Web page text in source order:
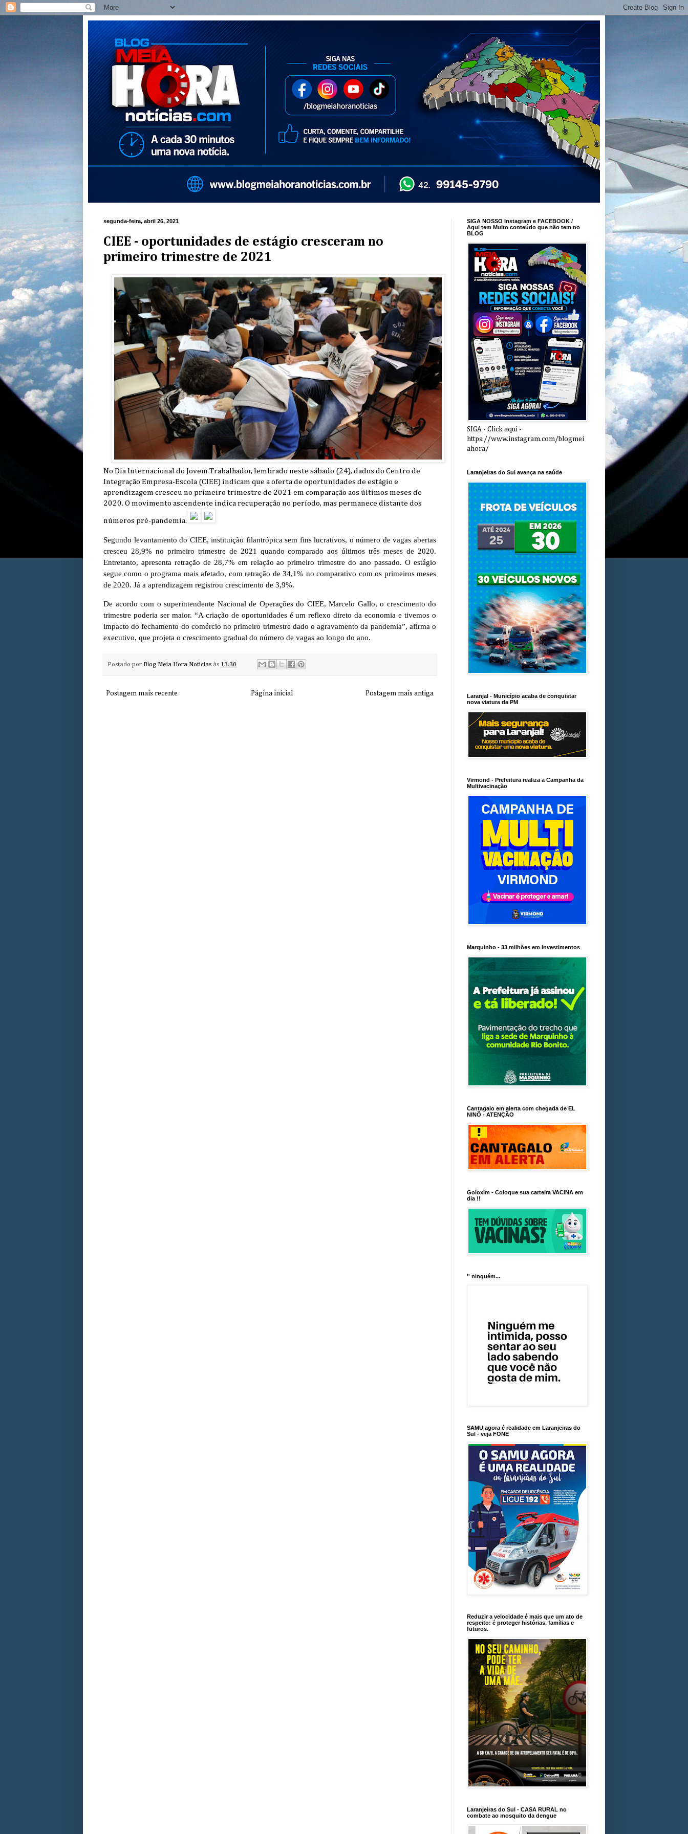
segunda-feira, abril 26, 2021
CIEE - oportunidades de estágio cresceram no
primeiro trimestre de 2021
No Dia Internacional do Jovem Trabalhador, lembrado neste sábado (24), dados do Centro de
Integração Empresa-Escola (CIEE) indicam que a oferta de oportunidades de estágio e
aprendizagem cresceu no primeiro trimestre de 2021 em comparação aos últimos meses de
2020. O movimento ascendente indica recuperação no período, mas permanece distante dos
números pré-pandemia.
Segundo levantamento do CIEE, instituição filantrópica sem fins lucrativos, o número de vagas abertas
cresceu 28,9% no primeiro trimestre de 2021 quando comparado aos últimos três meses de 2020.
Entretanto, apresenta retração de 28,7% em relação ao primeiro trimestre do ano passado. O estágio
segue como o programa mais afetado, com retração de 34,1% no comparativo com os primeiros meses
de 2020. Já a aprendizagem registrou crescimento de 3,9%.
De acordo com o superintendente Nacional de Operações do CIEE, Marcelo Gallo, o crescimento do
trimestre poderia ser maior. “A criação de oportunidades é um reflexo direto da economia e tivemos o
impacto do fechamento do comércio no primeiro trimestre dado o agravamento da pandemia”, afirma o
executivo, que projeta o crescimento gradual do número de vagas ao longo do ano.
Postado por Blog Meia Hora Noticias às 13:30
Postagem mais recente Postagem mais antiga
Página inicial
SIGA NOSSO Instagram e FACEBOOK /
Aqui tem Muito conteúdo que não tem no
BLOG
SIGA - Click aqui -
https://www.instagram.com/blogmei
ahora/
Laranjeiras do Sul avança na saúde
Laranjal - Município acaba de conquistar
nova viatura da PM
Virmond - Prefeitura realiza a Campanha da
Multivacinação
Marquinho - 33 milhões em Investimentos
Cantagalo em alerta com chegada de EL
NINÕ - ATENÇÃO
Goioxim - Coloque sua carteira VACINA em
dia !!
'' ninguém...
SAMU agora é realidade em Laranjeiras do
Sul - veja FONE
Reduzir a velocidade é mais que um ato de
respeito: é proteger histórias, famílias e
futuros.
Laranjeiras do Sul - CASA RURAL no
combate ao mosquito da dengue